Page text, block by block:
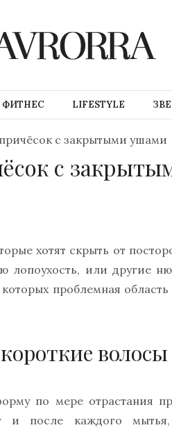
ФИТНЕС LIFESTYLE
с закрытыми ушами
с
хотят скрыть от
лопоухость, или другие
проблемная область
волосы
по мере отрастания
и после каждого